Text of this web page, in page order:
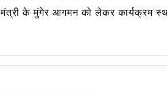
के मुंगेर आगमन को लेकर कार्यक्रम